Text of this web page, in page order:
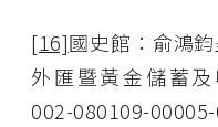
[16]國史館：俞鴻
外匯暨黃金儲蓄
002-080109-